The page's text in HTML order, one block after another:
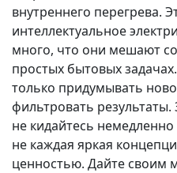
внутреннего перегрева.
интеллектуальное
много, что они мешают
простых бытовых
только придумывать
фильтровать
не кидайтесь
не каждая яркая
ценностью. Дайте своим